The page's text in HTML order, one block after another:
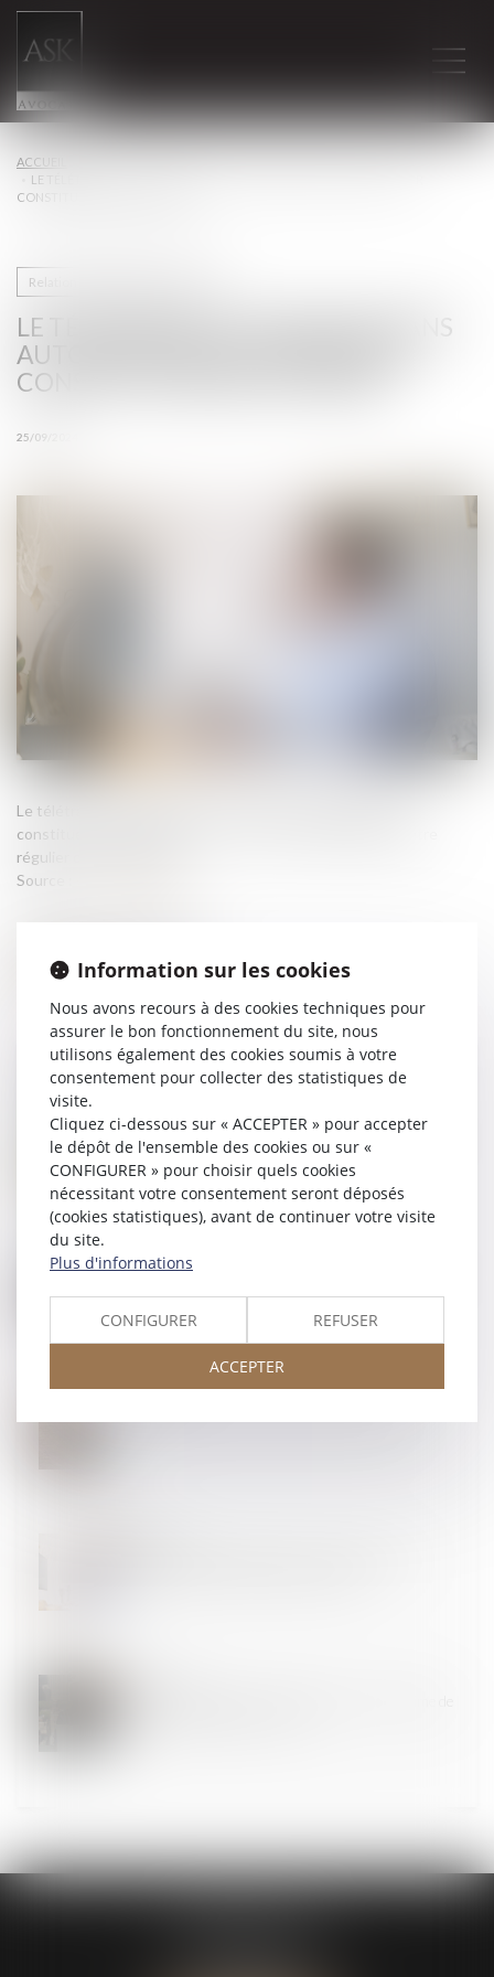
ACCUEIL
LE TÉLÉTRAVAIL À L'ÉTRANGER SANS AUTORISATION DE L'EMPLOYEUR
CONSTITUE UNE FAUTE GRAVE
LE TÉLÉTRAVAIL À L'ÉTRANGER SANS
AUTORISATION DE L'EMPLOYEUR
CONSTITUE UNE FAUTE GRAVE
25/09/2024
Relation individuelles au travail
Source :
Le télétravail à l'étranger sans autorisation de l'employeur
constitue une faute grave. Le recours au télétravail peut être
régulier ou occasionnel...
Nullité de la clause contractuelle visant à reporter
automatiquement la charge de la réparation de
l'accident sur l'employeur
30 SEPT.
quand est-elle applicable ?
27SEPT.
La fixation et la révision du loyer commercial
Information sur les cookies
Nous avons recours à des cookies techniques pour
assurer le bon fonctionnement du site, nous
utilisons également des cookies soumis à votre
consentement pour collecter des statistiques de
visite.
Cliquez ci-dessous sur « ACCEPTER » pour accepter
le dépôt de l'ensemble des cookies ou sur «
CONFIGURER » pour choisir quels cookies
nécessitant votre consentement seront déposés
(cookies statistiques), avant de continuer votre visite
du site.
Plus d'informations
CONFIGURER REFUSER
ACCEPTER